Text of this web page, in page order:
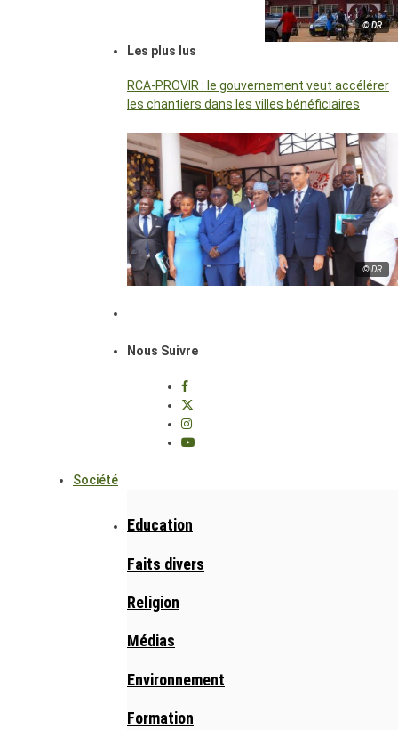
© DR
Les plus lus
RCA-PROVIR : le gouvernement veut accélérer
les chantiers dans les villes bénéficiaires
© DR
Nous Suivre
Société
Education
Faits divers
Religion
Médias
Environnement
Formation